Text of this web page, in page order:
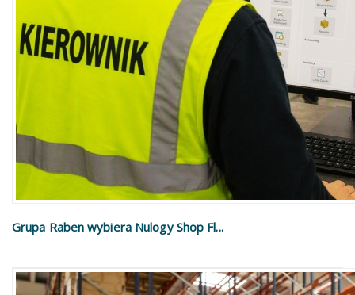
Grupa Raben wybiera Nulogy Shop Fl...